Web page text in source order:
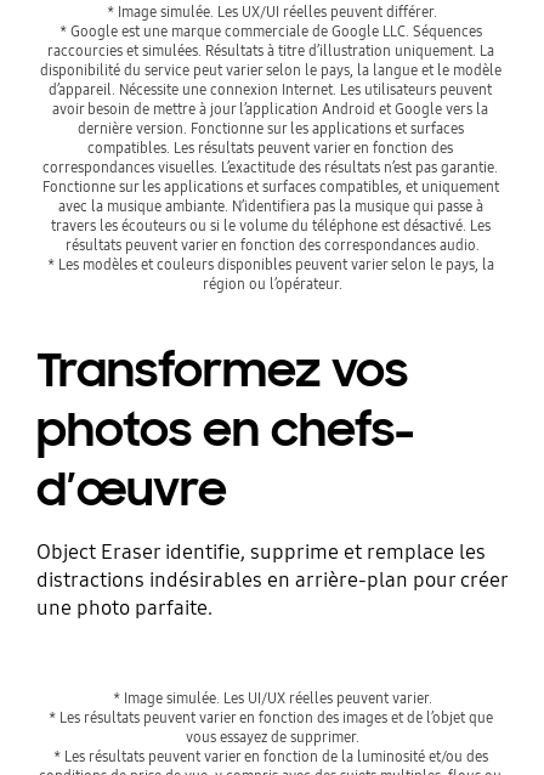
* Image simulée. Les UX/UI réelles peuvent différer.
* Google est une marque commerciale de Google LLC. Séquences
raccourcies et simulées. Résultats à titre d’illustration uniquement. La
disponibilité du service peut varier selon le pays, la langue et le modèle
d’appareil. Nécessite une connexion Internet. Les utilisateurs peuvent
avoir besoin de mettre à jour l’application Android et Google vers la
dernière version. Fonctionne sur les applications et surfaces
compatibles. Les résultats peuvent varier en fonction des
correspondances visuelles. L’exactitude des résultats n’est pas garantie.
Fonctionne sur les applications et surfaces compatibles, et uniquement
avec la musique ambiante. N’identifiera pas la musique qui passe à
travers les écouteurs ou si le volume du téléphone est désactivé. Les
résultats peuvent varier en fonction des correspondances audio.
* Les modèles et couleurs disponibles peuvent varier selon le pays, la
région ou l’opérateur.
Transformez vos
photos en chefs-
d’œuvre
Object Eraser identifie, supprime et remplace les
distractions indésirables en arrière-plan pour créer
une photo parfaite.
* Image simulée. Les UI/UX réelles peuvent varier.
* Les résultats peuvent varier en fonction des images et de l’objet que
vous essayez de supprimer.
* Les résultats peuvent varier en fonction de la luminosité et/ou des